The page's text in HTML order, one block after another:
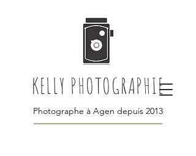
KELLY PHOTOGRAPHIE
Photographe à Agen depuis 2013